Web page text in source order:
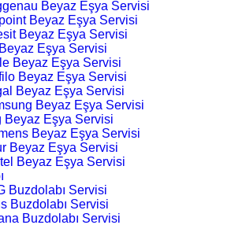
Beyaz Eşya Servisi
Beyaz Eşya Servisi
Beyaz Eşya Servisi
Eşya Servisi
Beyaz Eşya Servisi
Beyaz Eşya Servisi
Beyaz Eşya Servisi
Beyaz Eşya Servisi
Beyaz Eşya Servisi
Beyaz Eşya Servisi
Beyaz Eşya Servisi
Beyaz Eşya Servisi
Buzdolabı Servisi
Buzdolabı Servisi
Buzdolabı Servisi